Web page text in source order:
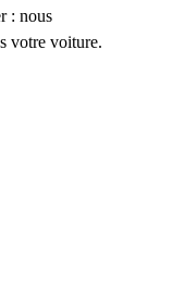
: nous
votre voiture.